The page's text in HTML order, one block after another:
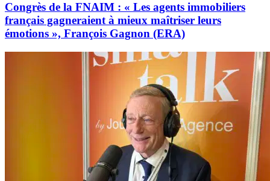
Congrès de la FNAIM : « Les agents immobiliers
français gagneraient à mieux maîtriser leurs
émotions », François Gagnon (ERA)